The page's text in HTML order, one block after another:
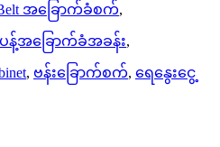
Belt အခြောက်ခံစက်,
အခြောက်ခံအခန်း,
, ဗန်းခြောက်စက်, ရေနွေးငွေ့